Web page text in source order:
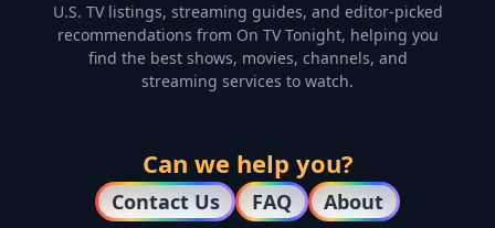
U.S. TV listings, streaming guides, and editor-picked
recommendations from On TV Tonight, helping you
find the best shows, movies, channels, and
streaming services to watch.
Can we help you?
Contact Us FAQ About